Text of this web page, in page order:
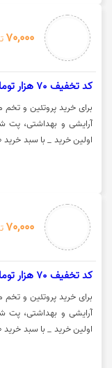
70,000
کد تخفیف 70 هزار تومانی اولین خرید اسنپ مارکت
برای خرید پروتئین و
داشته باشید این کد
استفاده از کد تخفیف
70,000
کد تخفیف 70 هزار تومانی سوپرمارکت اسنپ ویژه خرید اول
برای خرید پروتئین و
داشته باشید این کد
استفاده از کد تخفیف